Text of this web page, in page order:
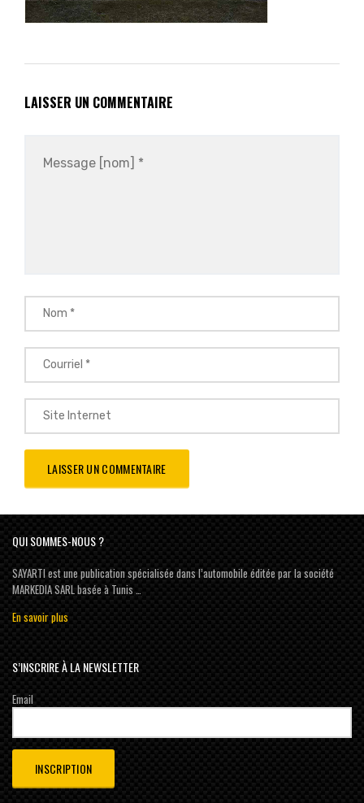
LAISSER UN COMMENTAIRE
QUI SOMMES-NOUS ?
SAYARTI est une publication spécialisée dans l’automobile éditée par la société
MARKEDIA SARL basée à Tunis …
En savoir plus
S’INSCRIRE À LA NEWSLETTER
Email